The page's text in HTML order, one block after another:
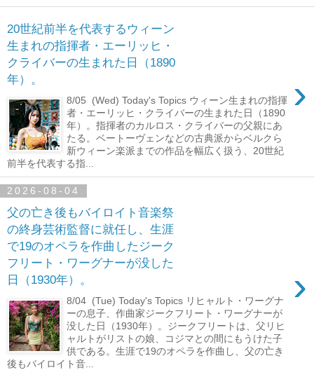
20世紀前半を代表するウィーン
生まれの指揮者・エーリッヒ・
クライバーの生まれた日（1890
年）。
›
8/05 (Wed) Today's Topics ウィーン生まれの指揮
者・エーリッヒ・クライバーの生まれた日（1890
年）。指揮者のカルロス・クライバーの父親にあ
たる。ベートーヴェンなどの古典派からベルクら
新ウィーン楽派までの作品を幅広く扱う、20世紀
前半を代表する指...
2026-08-04
父の亡き後もバイロイト音楽祭
の終身芸術監督に就任し、生涯
で19のオペラを作曲したジーク
フリート・ワーグナーが没した
日（1930年）。
›
8/04 (Tue) Today's Topics リヒャルト・ワーグナ
ーの息子、作曲家ジークフリート・ワーグナーが
没した日（1930年）。ジークフリートは、父リヒ
ャルトがリストの娘、コジマとの間にもうけた子
供である。生涯で19のオペラを作曲し、父の亡き
後もバイロイト音...